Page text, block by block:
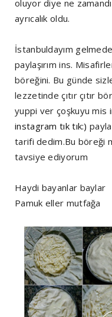
oluyor diye ne
ayrıcalık oldu.
İstanbuldayım
paylaşırım ins.
böreğini. Bu günde
lezzetinde çıtır çıtır
yuppi ver çoşkuyu mis
instagram tık tık:)
tarifi dedim.Bu böreği
tavsiye ediyorum
Haydi bayanlar baylar
Pamuk eller mutfağa